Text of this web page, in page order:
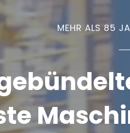
MEHR ALS 85